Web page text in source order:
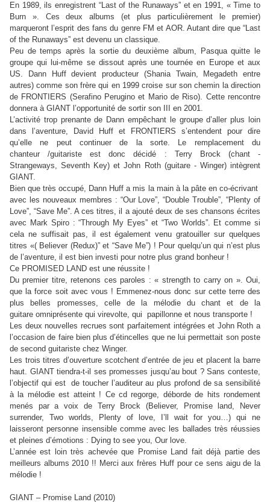
En 1989, ils enregistrent “Last of the Runaways” et en 1991, « Time to
Burn ». Ces deux albums (et plus particulièrement le premier)
marqueront l’esprit des fans du genre FM et AOR. Autant dire que “Last
of the Runaways” est devenu un classique.
Peu de temps après la sortie du deuxième album, Pasqua quitte le
groupe qui lui-même se dissout après une tournée en Europe et aux
US. Dann Huff devient producteur (Shania Twain, Megadeth entre
autres) comme son frère qui en 1999 croise sur son chemin la direction
de FRONTIERS (Serafino Perugino et Mario de Riso). Cette rencontre
donnera à GIANT l’opportunité de sortir son III en 2001.
L’activité trop prenante de Dann empêchant le groupe d’aller plus loin
dans l’aventure, David Huff et FRONTIERS s’entendent pour dire
qu’elle ne peut continuer de la sorte. Le remplacement du
chanteur /guitariste est donc décidé : Terry Brock (chant -
Strangeways, Seventh Key) et John Roth (guitare - Winger) intègrent
GIANT.
Bien que très occupé, Dann Huff a mis la main à la pâte en co-écrivant
avec les nouveaux membres : “Our Love”, “Double Trouble”, “Plenty of
Love”, “Save Me”. A ces titres, il a ajouté deux de ses chansons écrites
avec Mark Spiro : “Through My Eyes” et “Two Worlds”. Et comme si
cela ne suffisait pas, il est également venu gratouiller sur quelques
titres «( Believer (Redux)” et “Save Me”) ! Pour quelqu’un qui n’est plus
de l’aventure, il est bien investi pour notre plus grand bonheur !
Ce PROMISED LAND est une réussite !
Du premier titre, retenons ces paroles : « strength to carry on ». Oui,
que la force soit avec vous ! Emmenez-nous donc sur cette terre des
plus belles promesses, celle de la mélodie du chant et de la
guitare omniprésente qui virevolte, qui papillonne et nous transporte !
Les deux nouvelles recrues sont parfaitement intégrées et John Roth a
l’occasion de faire bien plus d’étincelles que ne lui permettait son poste
de second guitariste chez Winger.
Les trois titres d’ouverture scotchent d’entrée de jeu et placent la barre
haut. GIANT tiendra-t-il ses promesses jusqu’au bout ? Sans conteste,
l’objectif qui est de toucher l’auditeur au plus profond de sa sensibilité
à la mélodie est atteint ! Ce cd regorge, déborde de hits rondement
menés par a voix de
Terry Brock (Believer, Promise land, Never
surrender, Two worlds, Plenty of love, I’ll wait for you…) qui ne
laisseront personne insensible comme avec les ballades très réussies
et pleines d’émotions : Dying to see you, Our love.
L’année est loin très achevée que Promise Land fait déjà partie des
meilleurs albums 2010 !! Merci aux frères Huff pour ce sens aigu de la
mélodie !
GIANT – Promise Land (2010)